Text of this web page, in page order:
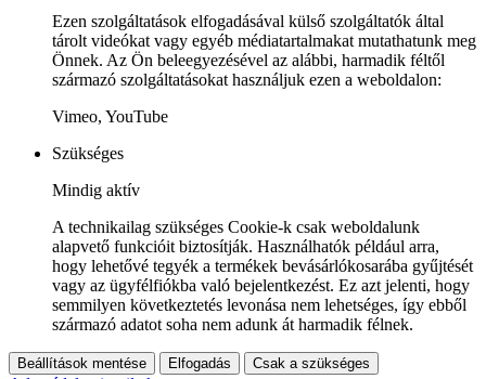
Ezen szolgáltatások elfogadásával külső szolgáltatók által
tárolt videókat vagy egyéb médiatartalmakat mutathatunk meg
Önnek. Az Ön beleegyezésével az alábbi, harmadik féltől
származó szolgáltatásokat használjuk ezen a weboldalon:
Vimeo, YouTube
Szükséges
Mindig aktív
A technikailag szükséges Cookie-k csak weboldalunk
alapvető funkcióit biztosítják. Használhatók például arra,
hogy lehetővé tegyék a termékek bevásárlókosarába gyűjtését
vagy az ügyfélfiókba való bejelentkezést. Ez azt jelenti, hogy
semmilyen következtetés levonása nem lehetséges, így ebből
származó adatot soha nem adunk át harmadik félnek.
Beállítások mentése Elfogadás Csak a szükséges